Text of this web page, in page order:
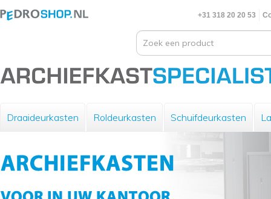
+31 318 20 20 53
Draaideurkasten Roldeurkasten Schuifdeurkasten